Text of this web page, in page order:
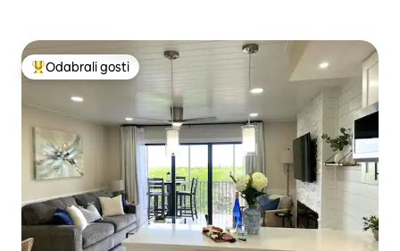
Među najviše rangiranima s oznakom „Odabrali gosti”
Odabrali gosti